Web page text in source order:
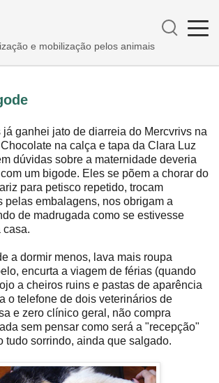
e mobilização pelos animais
já ganhei jato de diarreia do Mercvrivs na
na calça e tapa da Clara Luz
dúvidas sobre a maternidade deveria
um bigode. Eles se põem a chorar do
para petisco repetido, trocam
pelas embalagens, nos obrigam a
de madrugada como se estivesse
casa.
a dormir menos, lava mais roupa
encurta a viagem de férias (quando
a cheiros ruins e pastas de aparência
o telefone de dois veterinários de
e zero clínico geral, não compra
sem pensar como será a "recepção"
tudo sorrindo, ainda que salgado.